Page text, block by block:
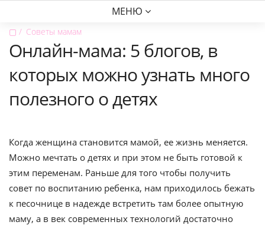
МЕНЮ
▢ Советы мамам
Онлайн-мама: 5 блогов, в
которых можно узнать много
полезного о детях
Когда женщина становится мамой, ее жизнь меняется.
Можно мечтать о детях и при этом не быть готовой к
этим переменам. Раньше для того чтобы получить
совет по воспитанию ребенка, нам приходилось бежать
к песочнице в надежде встретить там более опытную
маму, а в век современных технологий достаточно